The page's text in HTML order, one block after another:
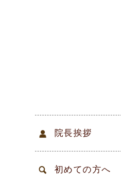
院長挨拶
初めての方へ